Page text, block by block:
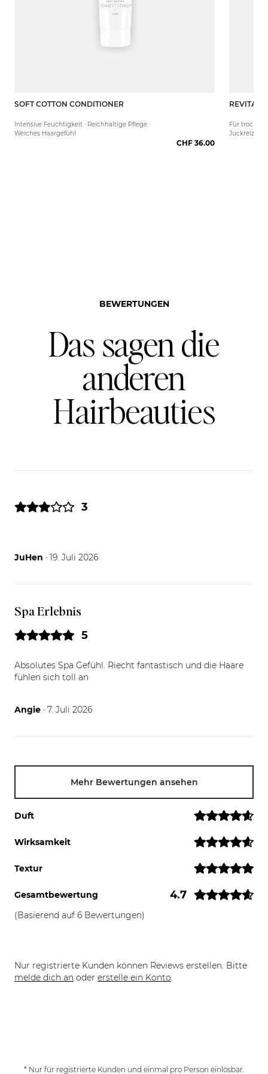
150 ml
SOFT COTTON CONDITIONER
Intensive Feuchtigkeit · Reichhaltige Pflege ·
Weiches Haargefühl
CHF 36.00
Für
Juckreiz
BEWERTUNGEN
Das sagen die
anderen
Hairbeauties
3
JuHen 19.07.26
· 19. Juli 2026
Spa Erlebnis
5
Absolutes Spa Gefühl. Riecht fantastisch und die Haare
fühlen sich toll an
Angie 07.07.26
· 7. Juli 2026
Mehr Bewertungen ansehen
Duft
Wirksamkeit
Textur
Gesamtbewertung 4.7
(Basierend auf 6 Bewertungen)
Nur registrierte Kunden können Reviews erstellen. Bitte
melde dich an oder erstelle ein Konto.
* Nur für registrierte Kunden und einmal pro Person einlösbar.